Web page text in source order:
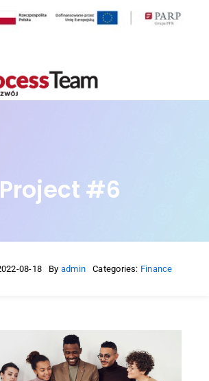
Project #6
08-18 By admin Categories: Finance